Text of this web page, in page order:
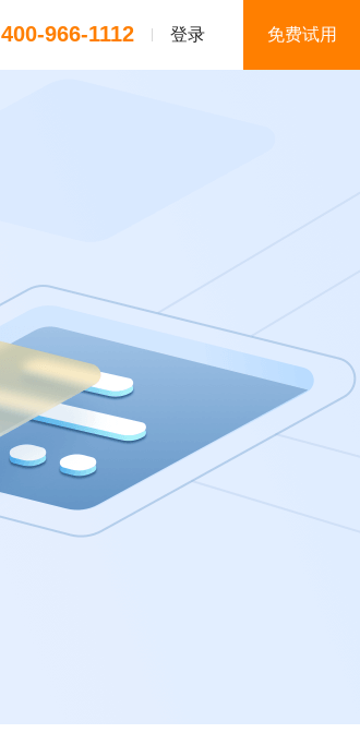
400-966-1112 登录 免费试用